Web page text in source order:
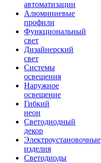
автоматизации
Алюминиевые
профили
Функциональный
свет
Дизайнерский
свет
Системы
освещения
Наружное
освещение
Гибкий
неон
Светодиодный
декор
Электроустановочные
изделия
Светодиоды